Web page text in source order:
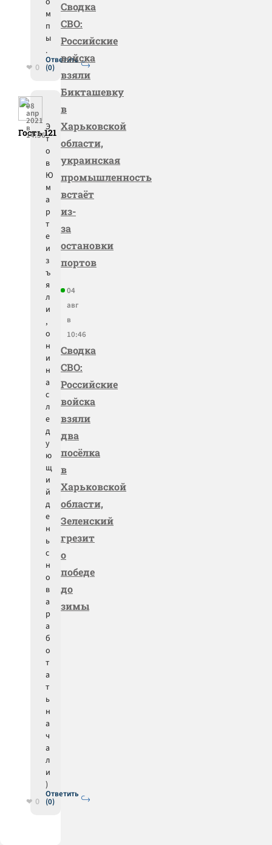
Ответить
(0)
м
п
ы
.
0
Гость 121
08
апр
2021
в
14:56
Ответить
(0)
Э
т
о
в
Ю
м
а
р
т
е
и
з
ъ
я
л
и
,
о
н
и
н
а
с
л
е
д
у
ю
щ
и
й
д
е
н
ь
с
н
о
в
а
р
а
б
о
т
а
т
ь
н
а
ч
а
л
и
)
0
Сводка
СВО:
Российские
войска
взяли
Бикташевку
в
Харьковской
области,
украинская
промышленность
встаёт
из-
за
остановки
портов
04
авг
в
10:46
Сводка
СВО:
Российские
войска
взяли
два
посёлка
в
Харьковской
области,
Зеленский
грезит
о
победе
до
зимы